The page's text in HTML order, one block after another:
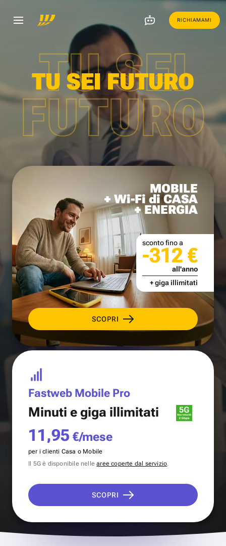
RICHIAMAMI
TU SEI
FUTURO
TU SEI FUTURO
MOBILE
+ Wi-Fi di CASA
+ ENERGIA
SCOPRI
sconto fino a
-312 €
all'anno
+ giga illimitati
Fastweb Mobile Pro
Minuti e giga illimitati
11,95 €/mese
per i clienti Casa o Mobile
Il 5G è disponibile nellearee coperte dal servizio.
SCOPRI